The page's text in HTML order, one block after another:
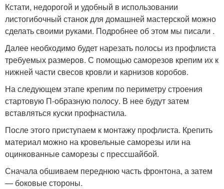
Кстати, недорогой и удобный в использовании
листогибочный станок для домашней мастерской можно
сделать своими руками. Подробнее об этом мы писали .
Далее необходимо будет нарезать полосы из профлиста
требуемых размеров. С помощью саморезов крепим их к
нижней части свесов кровли и карнизов коробов.
На следующем этапе крепим по периметру строения
стартовую П-образную полосу. В нее будут затем
вставляться куски профнастила.
После этого приступаем к монтажу профлиста. Крепить
материал можно на кровельные саморезы или на
оцинкованные саморезы с прессшайбой.
Сначала обшиваем переднюю часть фронтона, а затем
— боковые стороны.